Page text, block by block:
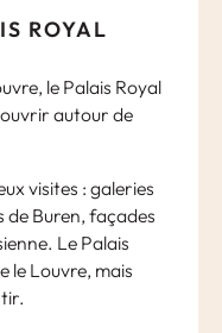
ROYAL
le Palais Royal
autour de
visites : galeries
de Buren, façades
Le Palais
le Louvre, mais